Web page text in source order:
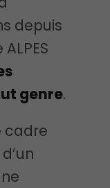
depuis
genre.
cadre